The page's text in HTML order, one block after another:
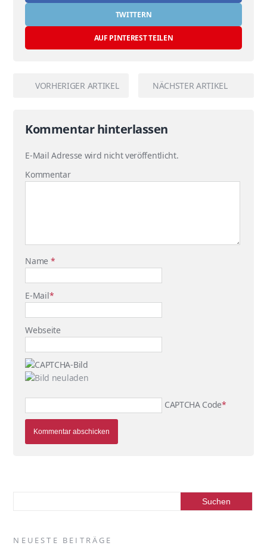
TWITTERN
AUF PINTEREST TEILEN
VORHERIGER ARTIKEL NÄCHSTER ARTIKEL
Kommentar hinterlassen
E-Mail Adresse wird nicht veröffentlicht.
Kommentar
Name *
E-Mail*
Webseite
CAPTCHA Code*
NEUESTE BEITRÄGE